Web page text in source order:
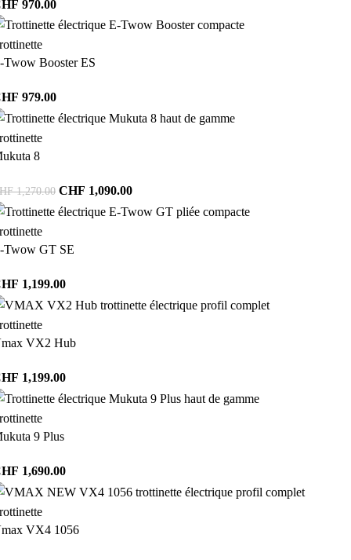
970.00
Twow Booster ES
979.00
8
1,270.00 CHF 1,090.00
Twow GT SE
1,199.00
VX2 Hub
1,199.00
9 Plus
1,690.00
VX4 1056